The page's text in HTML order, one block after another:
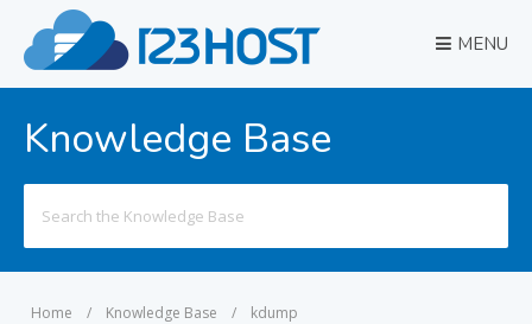
MENU
Knowledge Base
for:
Home / Knowledge Base / kdump